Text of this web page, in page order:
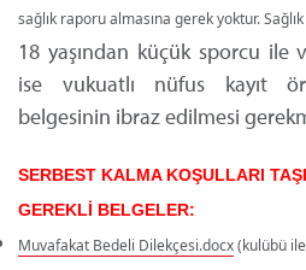
sağlık raporu almasına gerek yoktur.
18 yaşından küçük sporcu ile
ise vukuatlı nüfus kayıt
belgesinin ibraz edilmesi
SERBEST KALMA KOŞULLARI
GEREKLİ BELGELER:
Muvafakat Bedeli Dilekçesi.docx(kulübü